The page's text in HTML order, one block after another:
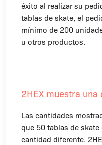
éxito al realizar su
tablas de skate, el
mínimo de 200
u otros productos.
2HEX muestra
Las cantidades
que 50 tablas de
cantidad diferente.